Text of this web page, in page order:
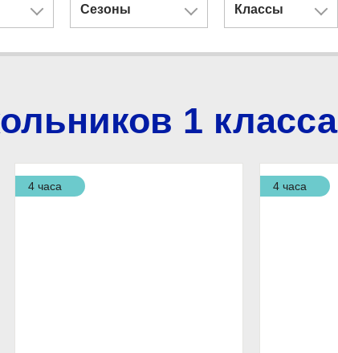
Сезоны Классы
1 класса
4 часа 4 часа